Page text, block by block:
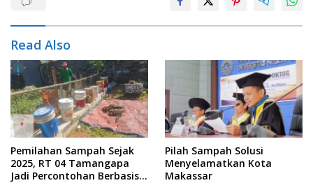
Read Also
Pemilahan Sampah Sejak
2025, RT 04 Tamangapa
Jadi Percontohan Berbasis
Pilah Sampah Solusi
Menyelamatkan Kota
Makassar